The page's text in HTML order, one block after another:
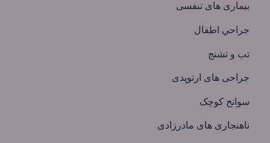
بیماری های تنفسی
جراحي اطفال
تب و تشنج
جراحی های ارتوپدی
سوانح کوچک
ناهنجاری های مادرزادی